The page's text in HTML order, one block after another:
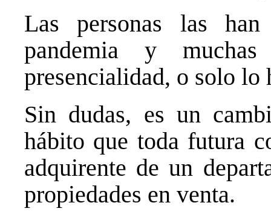
Las personas las
pandemia y
presencialidad, o solo lo
Sin dudas, es un
hábito que toda futura
adquirente de un
propiedades en venta.